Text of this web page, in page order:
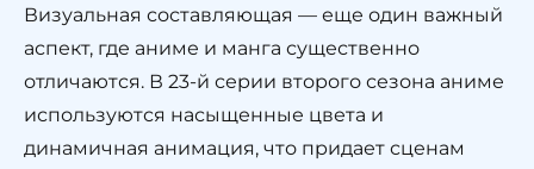
Визуальная составляющая — еще один важный
аспект, где аниме и манга существенно
отличаются. В 23-й серии второго сезона аниме
используются насыщенные цвета и
динамичная анимация, что придает сценам